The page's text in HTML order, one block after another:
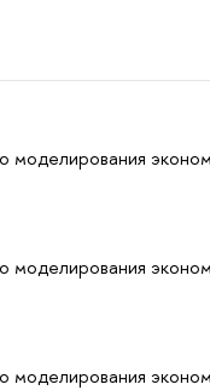
моделирования
моделирования
моделирования